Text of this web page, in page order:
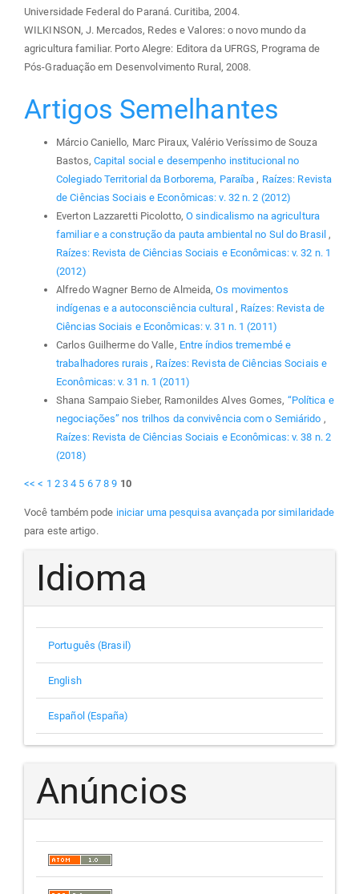
Universidade Federal do Paraná. Curitiba, 2004.
WILKINSON, J. Mercados, Redes e Valores: o novo mundo da
agricultura familiar. Porto Alegre: Editora da UFRGS, Programa de
Pós-Graduação em Desenvolvimento Rural, 2008.
Artigos Semelhantes
Márcio Caniello, Marc Piraux, Valério Veríssimo de Souza
Bastos, Capital social e desempenho institucional no
Colegiado Territorial da Borborema, Paraíba, Raízes: Revista
de Ciências Sociais e Econômicas: v. 32 n. 2 (2012)
Everton Lazzaretti Picolotto,O sindicalismo na agricultura
familiar e a construção da pauta ambiental no Sul do Brasil,
Raízes: Revista de Ciências Sociais e Econômicas: v. 32 n. 1
(2012)
Alfredo Wagner Berno de Almeida,Os movimentos
indígenas e a autoconsciência cultural , Raízes: Revista de
Ciências Sociais e Econômicas: v. 31 n. 1 (2011)
Carlos Guilherme do Valle, Entre índios tremembé e
trabalhadores rurais, Raízes: Revista de Ciências Sociais e
Econômicas: v. 31 n. 1 (2011)
Shana Sampaio Sieber, Ramonildes Alves Gomes, “Política e
negociações” nos trilhos da convivência com o Semiárido ,
Raízes: Revista de Ciências Sociais e Econômicas: v. 38 n. 2
(2018)
<< < 1 2 3 4 5 6 7 8 9 10
Você também pode iniciar uma pesquisa avançada por similaridade
para este artigo.
Idioma
Português (Brasil)
English
Español (España)
Anúncios